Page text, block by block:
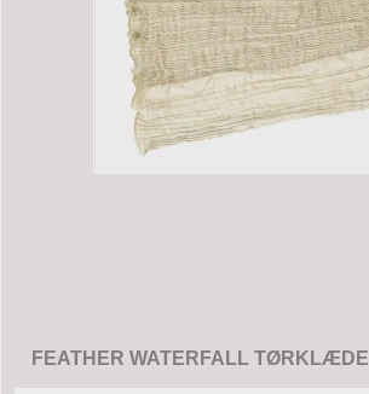
FEATHER WATERFALL TØRKLÆDE